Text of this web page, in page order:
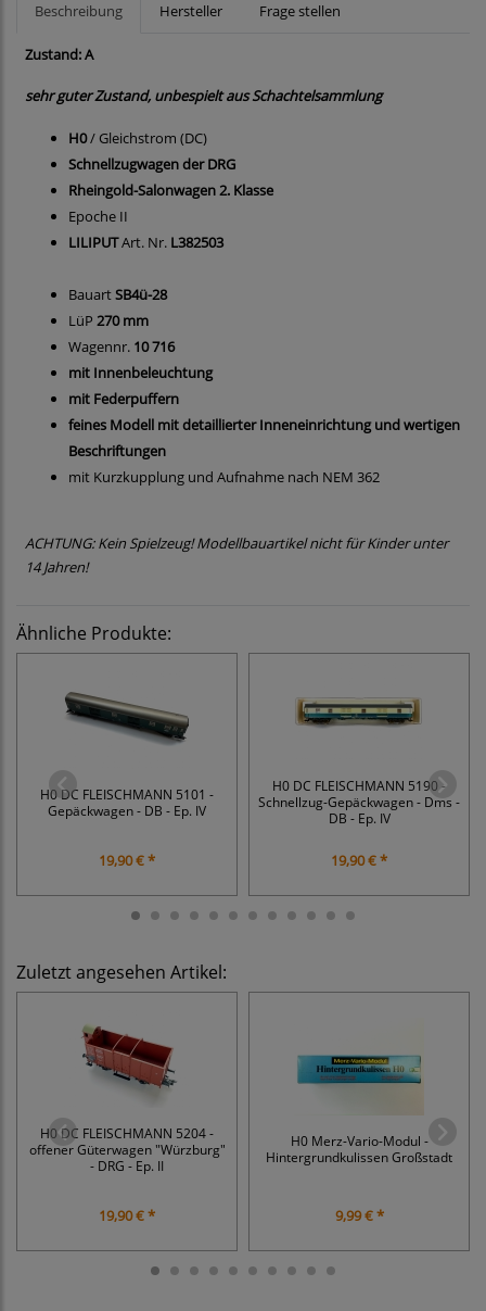
Beschreibung Hersteller Frage stellen
Zustand: A
sehr guter Zustand, unbespielt aus Schachtelsammlung
H0/ Gleichstrom (DC)
Schnellzugwagen der DRG
Rheingold-Salonwagen 2. Klasse
Epoche II
LILIPUTArt. Nr. L382503
BauartSB4ü-28
LüP 270 mm
Wagennr. 10 716
mit Innenbeleuchtung
mit Federpuffern
feines Modell mit detaillierter Inneneinrichtung und wertigen
Beschriftungen
mit Kurzkupplung und Aufnahme nach NEM 362
ACHTUNG: Kein Spielzeug! Modellbauartikel nicht für Kinder unter
14 Jahren!
Ähnliche Produkte:
H0 DC FLEISCHMANN 5101 -
Gepäckwagen - DB - Ep. IV
19,90 € *
H0 DC FLEISCHMANN 5190 -
Schnellzug-Gepäckwagen - Dms -
DB - Ep. IV
19,90 € *
Zuletzt angesehen Artikel:
H0 DC FLEISCHMANN 5204 -
offener Güterwagen "Würzburg"
- DRG - Ep. II
19,90 € *
H0 Merz-Vario-Modul -
Hintergrundkulissen Großstadt
9,99 € *